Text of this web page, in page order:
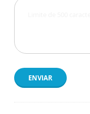
ENVIAR